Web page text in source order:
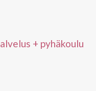
+ pyhäkoulu